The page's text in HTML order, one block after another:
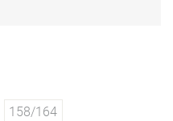
158/164